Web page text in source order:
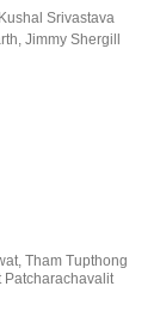
Kushal Srivastava
,Jimmy Shergill
,Tham Tupthong
Patcharachavalit